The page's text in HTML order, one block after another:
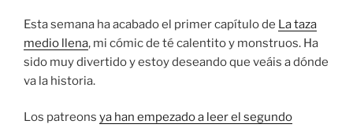
Esta semana ha acabado el primer capítulo de La taza
medio llena, mi cómic de té calentito y monstruos. Ha
sido muy divertido y estoy deseando que veáis a dónde
va la historia.
Los patreons ya han empezado a leer el segundo